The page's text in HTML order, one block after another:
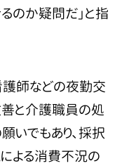
のか疑問だ」と指
護師などの夜勤交
と介護職員の処
いでもあり、採択
による消費不況の